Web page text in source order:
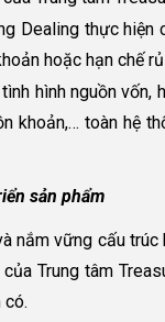
Dealing thực hiện
hoặc hạn chế
hình nguồn vốn,
khoản,… toàn hệ
sản phẩm
nắm vững cấu trúc
Trung tâm
có.